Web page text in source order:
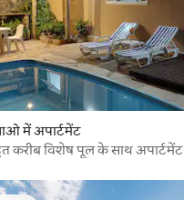
में अपार्टमेंट
करीब विशेष पूल के साथ अपार्टमेंट